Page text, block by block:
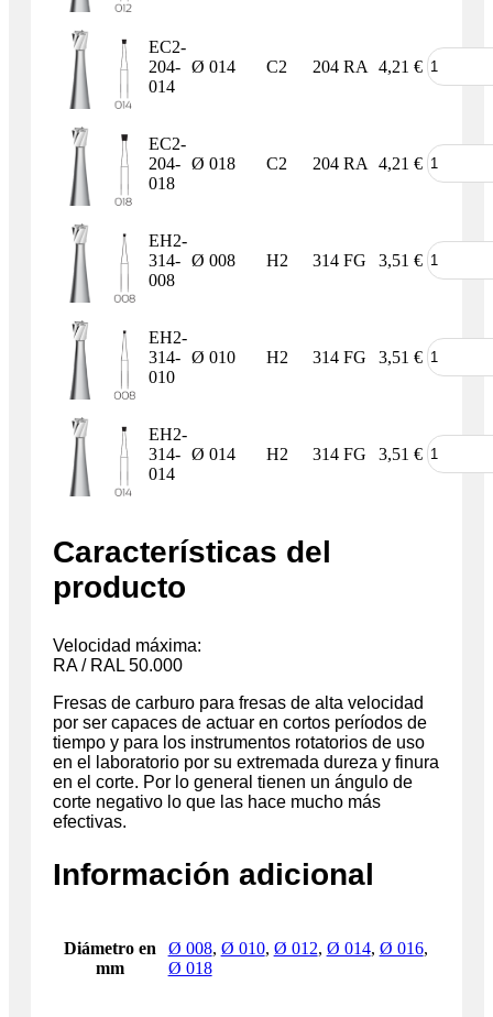
EC2-
204-
014
Ø 014 C2 204 RA 4,21 €
EC2-
204-
018
Ø 018 C2 204 RA 4,21 €
EH2-
314-
008
Ø 008 H2 314 FG 3,51 €
EH2-
314-
010
Ø 010 H2 314 FG 3,51 €
EH2-
314-
014
Ø 014 H2 314 FG 3,51 €
Características del
producto
Velocidad máxima:
RA / RAL 50.000
Fresas de carburo para fresas de alta velocidad
por ser capaces de actuar en cortos períodos de
tiempo y para los instrumentos rotatorios de uso
en el laboratorio por su extremada dureza y finura
en el corte. Por lo general tienen un ángulo de
corte negativo lo que las hace mucho más
efectivas.
Información adicional
Diámetro en
mm
Ø 008, Ø 010, Ø 012, Ø 014, Ø 016,
Ø 018